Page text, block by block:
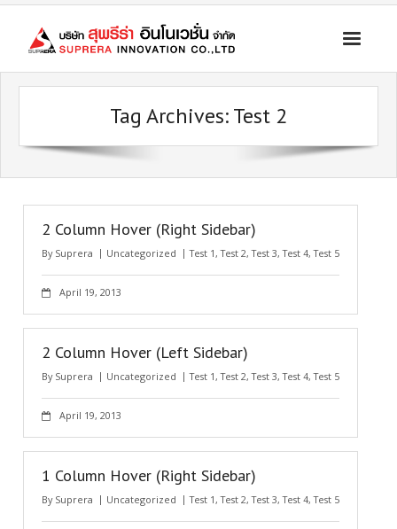
ระบบคัดแยก ส่งต่อ โควิด เคลื่อนที่เร็ว
สินค้าบัญชีนวัตกรรมไทย
เครื่องมือแพทย์ และอุปกรณ์ทางการแพทย์ อุปกรณ์กู้ชีพ
ข่าวประชาสัมพันธ์
ติดต่อบริษัท
Tag Archives:Test 2
2 Column Hover (Right Sidebar)
By Suprera Uncategorized Test 1,Test 2,Test 3,Test 4,Test 5
April 19, 2013
2 Column Hover (Left Sidebar)
By Suprera Uncategorized Test 1,Test 2,Test 3,Test 4,Test 5
April 19, 2013
1 Column Hover (Right Sidebar)
By Suprera Uncategorized Test 1,Test 2,Test 3,Test 4,Test 5